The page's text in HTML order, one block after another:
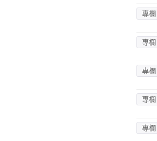
專欄
專欄
專欄
專欄
專欄